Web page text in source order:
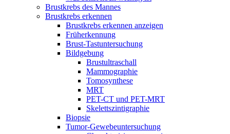
Brustkrebs des Mannes
Brustkrebs erkennen
Brustkrebs erkennen anzeigen
Früherkennung
Brust-Tastuntersuchung
Bildgebung
Brustultraschall
Mammographie
Tomosynthese
MRT
PET-CT und PET-MRT
Skelettszintigraphie
Biopsie
Tumor-Gewebeuntersuchung